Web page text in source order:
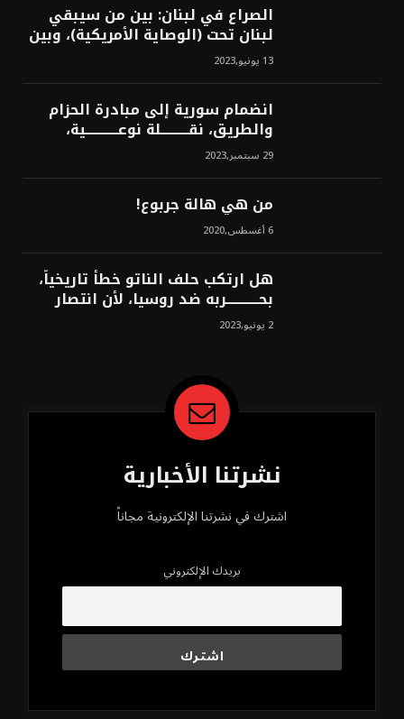
الصراع في لبنان: بين من سيبقي
لبنان تحت (الوصاية الأمريكية)، وبين
من سيخرج لبنان من النفق الغربي!
محمد محسن13 يونيو,2023
انضمام سورية إلى مبادرة الحزام
والطريق، نقــــــــــلة نوعــــــــــــية،
استراتيجية، تاريخية، نهائية، نحو
الشرق!محمد محسن29 سبتمبر,2023
من هي هالة جربوع!
6 أغسطس,2020
هل ارتكب حلف الناتو خطأً تاريخياً،
بحــــــــــــربه ضد روسيا، لأن انتصار
روسيا الحتمي، سيفتت الناتو!محمد
محسن 2 يونيو,2023
نشرتنا الأخبارية
اشترك في نشرتنا الإلكترونية مجاناً
بريدك الإلكتروني